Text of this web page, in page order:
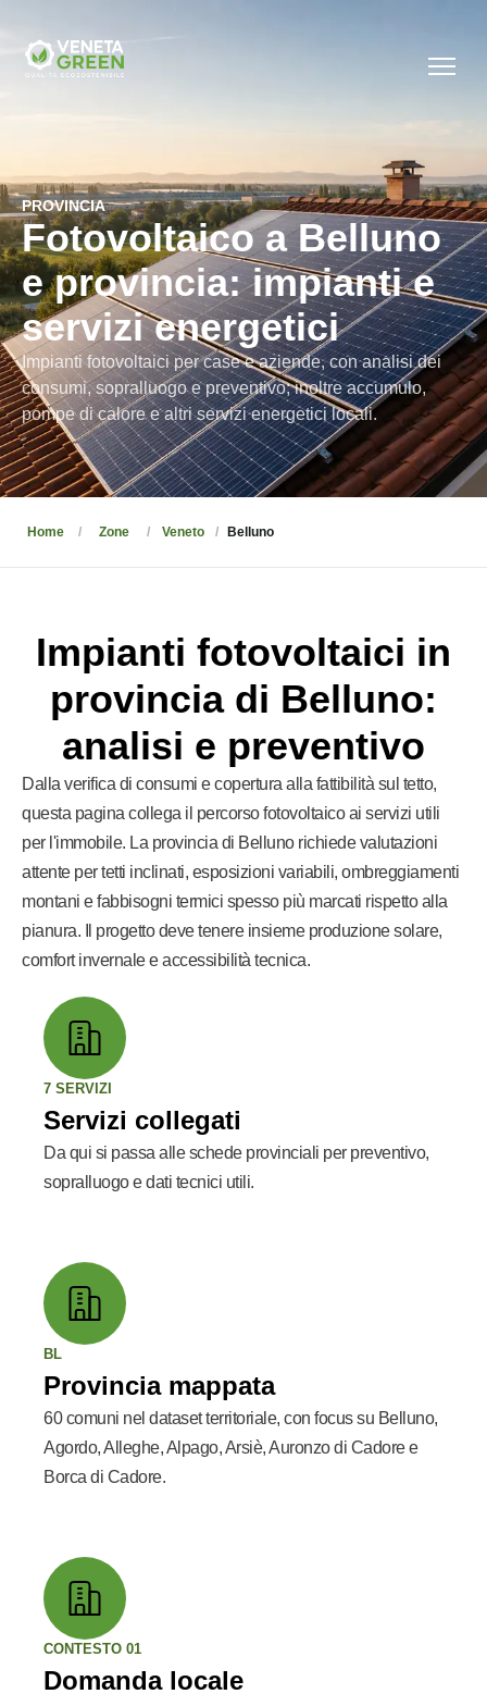
PROVINCIA
Fotovoltaico a Belluno
e provincia: impianti e
servizi energetici
Impianti fotovoltaici per case e aziende, con analisi dei
consumi, sopralluogo e preventivo; inoltre accumulo,
pompe di calore e altri servizi energetici locali.
Home Zone Veneto Belluno
Impianti fotovoltaici in
provincia di Belluno:
analisi e preventivo
Dalla verifica di consumi e copertura alla fattibilità sul tetto,
questa pagina collega il percorso fotovoltaico ai servizi utili
per l'immobile. La provincia di Belluno richiede valutazioni
attente per tetti inclinati, esposizioni variabili, ombreggiamenti
montani e fabbisogni termici spesso più marcati rispetto alla
pianura. Il progetto deve tenere insieme produzione solare,
comfort invernale e accessibilità tecnica.
7 SERVIZI
Servizi collegati
Da qui si passa alle schede provinciali per preventivo,
sopralluogo e dati tecnici utili.
BL
Provincia mappata
60 comuni nel dataset territoriale, con focus su Belluno,
Agordo, Alleghe, Alpago, Arsiè, Auronzo di Cadore e
Borca di Cadore.
CONTESTO 01
Domanda locale